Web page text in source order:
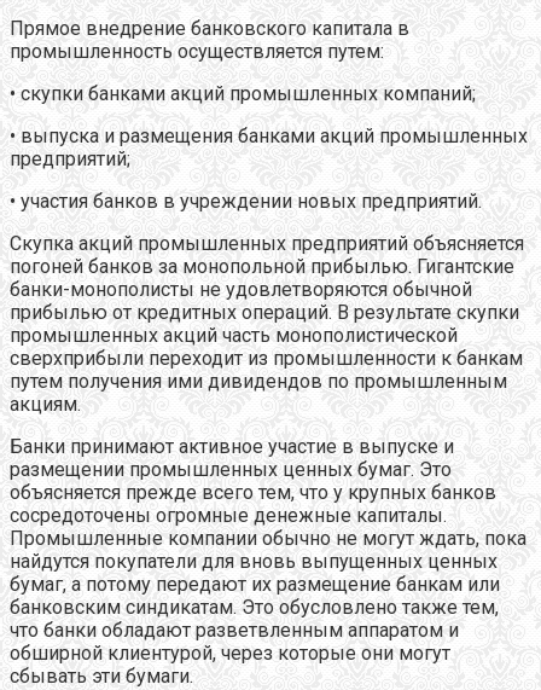
Прямое внедрение банковского капитала в
промышленность осуществляется путем:
• скупки банками акций промышленных компаний;
• выпуска и размещения банками акций промышленных
предприятий;
• участия банков в учреждении новых предприятий.
Скупка акций промышленных предприятий объясняется
погоней банков за монопольной прибылью. Гигантские
банки-монополисты не удовлетворяются обычной
прибылью от кредитных операций. В результате скупки
промышленных акций часть монополистической
сверхприбыли переходит из промышленности к банкам
путем получения ими дивидендов по промышленным
акциям.
Банки принимают активное участие в выпуске и
размещении промышленных ценных бумаг. Это
объясняется прежде всего тем, что у крупных банков
сосредоточены огромные денежные капиталы.
Промышленные компании обычно не могут ждать, пока
найдутся покупатели для вновь выпущенных ценных
бумаг, а потому передают их размещение банкам или
банковским синдикатам. Это обусловлено также тем,
что банки обладают разветвленным аппаратом и
обширной клиентурой, через которые они могут
сбывать эти бумаги.